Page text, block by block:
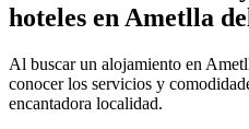
hoteles en Ametlla
Al buscar un alojamiento en
conocer los servicios y
encantadora localidad.